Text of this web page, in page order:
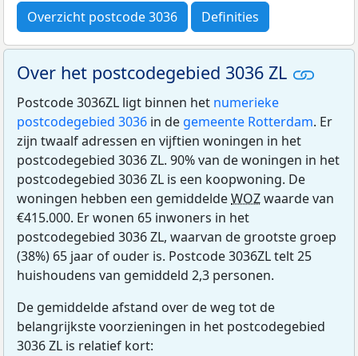
Overzicht postcode 3036 Definities
Over het postcodegebied 3036 ZL
Postcode 3036ZL ligt binnen het numerieke
postcodegebied 3036 in de gemeente Rotterdam. Er
zijn twaalf adressen en vijftien woningen in het
postcodegebied 3036 ZL. 90% van de woningen in het
postcodegebied 3036 ZL is een koopwoning. De
woningen hebben een gemiddeldeWOZwaarde van
€415.000. Er wonen 65 inwoners in het
postcodegebied 3036 ZL, waarvan de grootste groep
(38%) 65 jaar of ouder is. Postcode 3036ZL telt 25
huishoudens van gemiddeld 2,3 personen.
De gemiddelde afstand over de weg tot de
belangrijkste voorzieningen in het postcodegebied
3036 ZL is relatief kort: